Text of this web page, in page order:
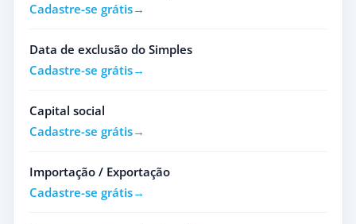
Cadastre-se grátis
Data de exclusão do Simples
Cadastre-se grátis
Capital social
Cadastre-se grátis
Importação / Exportação
Cadastre-se grátis